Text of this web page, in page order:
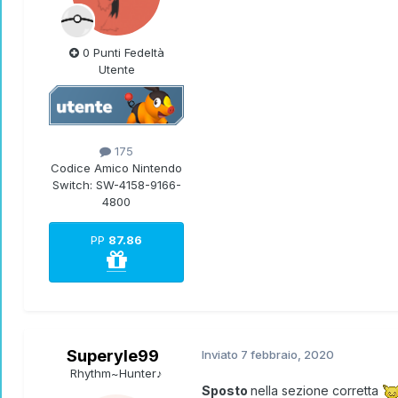
0 Punti Fedeltà
Utente
175
Codice Amico Nintendo
Switch: SW-4158-9166-
4800
PP 87.86
Superyle99
Rhythm~Hunter♪
Inviato 7 febbraio, 2020
Sposto nella sezione corretta